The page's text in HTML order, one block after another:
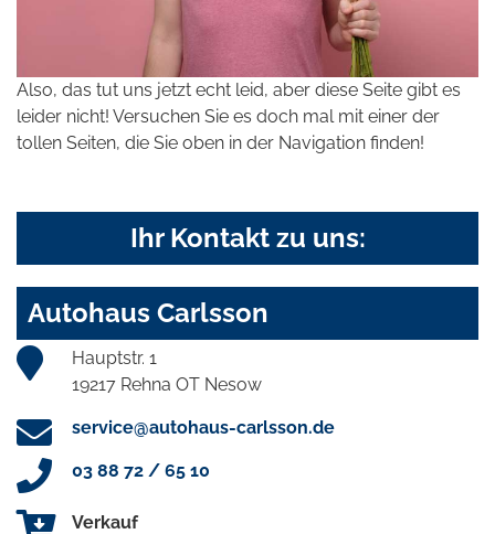
Also, das tut uns jetzt echt leid, aber diese Seite gibt es
leider nicht! Versuchen Sie es doch mal mit einer der
tollen Seiten, die Sie oben in der Navigation finden!
Ihr Kontakt zu uns:
Autohaus Carlsson
Hauptstr. 1
19217 Rehna OT Nesow
service@autohaus-carlsson.de
03 88 72 / 65 10
Verkauf